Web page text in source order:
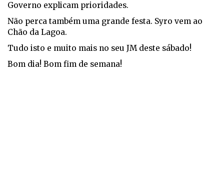
Governo explicam prioridades.
Não perca também uma grande festa. Syro vem ao
Chão da Lagoa.
Tudo isto e muito mais no seu JM deste sábado!
Bom dia! Bom fim de semana!